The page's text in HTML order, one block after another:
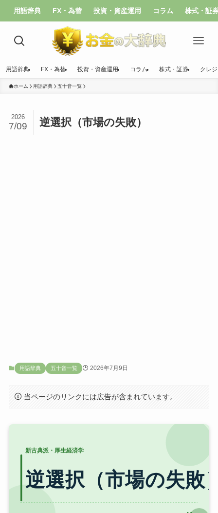
用語辞典 FX・為替 投資・資産運用 コラム 株式・証
用語辞典 FX・為替 投資・資産運用 コラム 株式・証券 クレ
ホーム 用語辞典 五十音一覧
逆選択（市場の失敗）
2026
7/09
用語辞典 五十音一覧 2026年7月9日
当ページのリンクには広告が含まれています。